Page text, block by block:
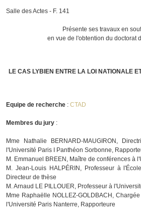
Salle des Actes - F. 141
Présente ses travaux en
en vue de l'obtention du doctorat
LE CAS LYBIEN ENTRE LA LOI NATIONALE
Equipe de recherche : CTAD
Membres du jury :
Mme Nathalie BERNARD-MAUGIRON,
l'Université Paris I Panthéon Sorbonne,
M. Emmanuel BREEN, Maître de conférences à
M. Jean-Louis HALPÉRIN, Professeur à
Directeur de thèse
M. Arnaud LE PILLOUER, Professeur à
Mme Raphaëlle NOLLEZ-GOLDBACH,
l'Université Paris Nanterre, Rapporteure